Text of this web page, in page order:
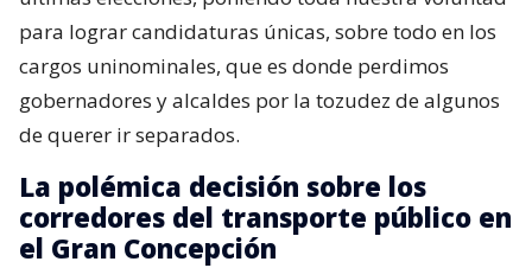
para lograr candidaturas únicas, sobre todo en los
cargos uninominales, que es donde perdimos
gobernadores y alcaldes por la tozudez de algunos
de querer ir separados.
La polémica decisión sobre los
corredores del transporte público en
el Gran Concepción